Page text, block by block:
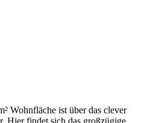
Wohnfläche ist über das clever
Hier findet sich das großzügige